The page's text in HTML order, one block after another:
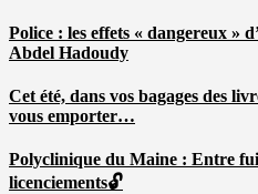
Police : les effets « dangereux »
Abdel Hadoudy
Cet été, dans vos bagages des
vous emporter…
Polyclinique du Maine : Entre
licenciements🔓